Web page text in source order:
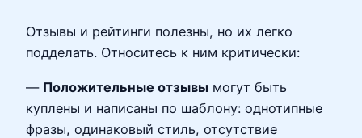
Отзывы и рейтинги полезны, но их легко
подделать. Относитесь к ним критически:
— Положительные отзывы могут быть
куплены и написаны по шаблону: однотипные
фразы, одинаковый стиль, отсутствие